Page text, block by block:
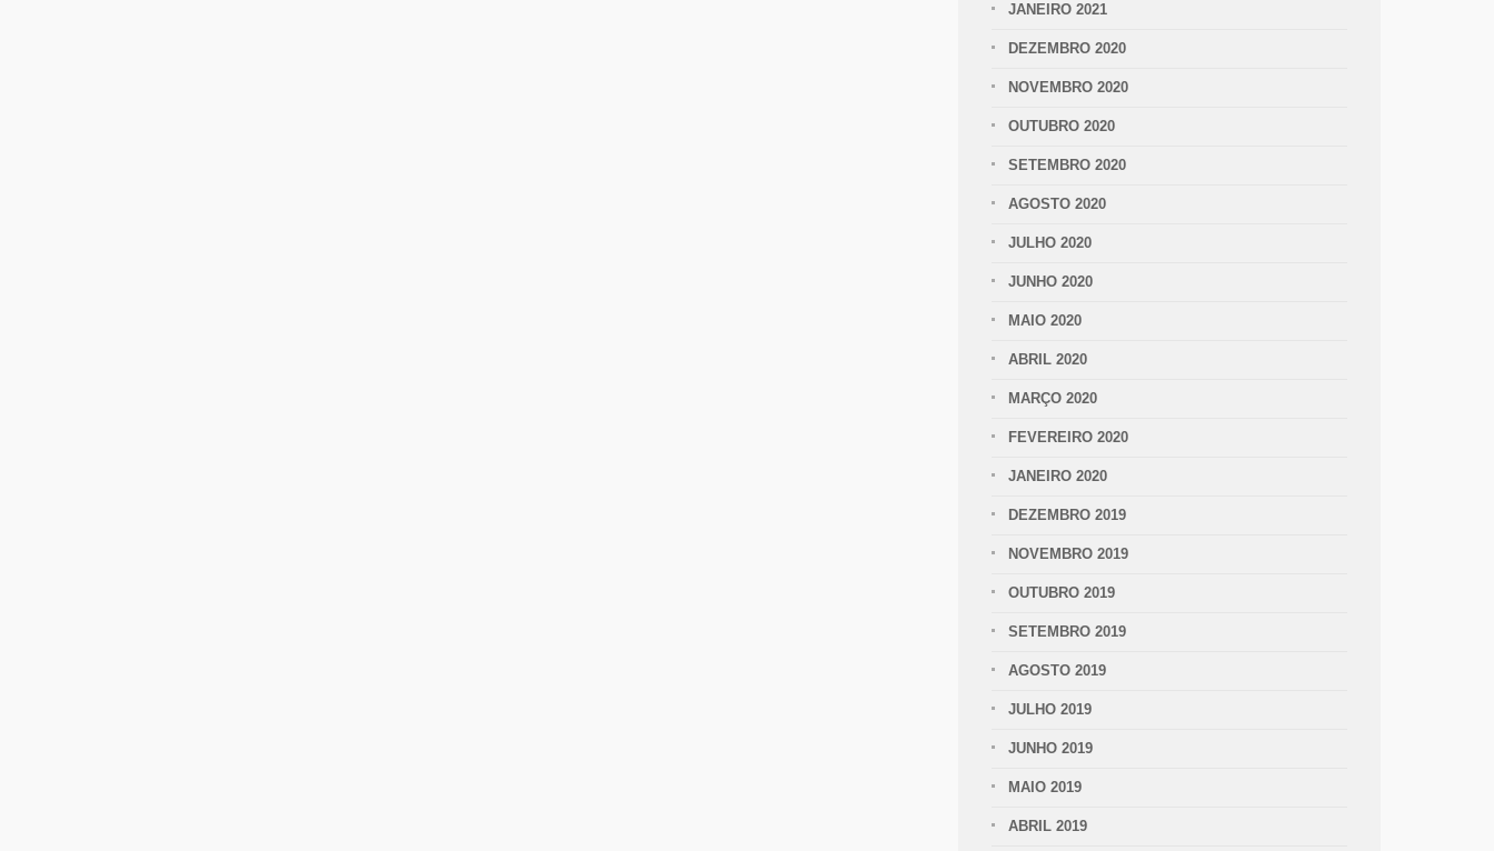
JANEIRO 2021
DEZEMBRO 2020
NOVEMBRO 2020
OUTUBRO 2020
SETEMBRO 2020
AGOSTO 2020
JULHO 2020
JUNHO 2020
MAIO 2020
ABRIL 2020
MARÇO 2020
FEVEREIRO 2020
JANEIRO 2020
DEZEMBRO 2019
NOVEMBRO 2019
OUTUBRO 2019
SETEMBRO 2019
AGOSTO 2019
JULHO 2019
JUNHO 2019
MAIO 2019
ABRIL 2019